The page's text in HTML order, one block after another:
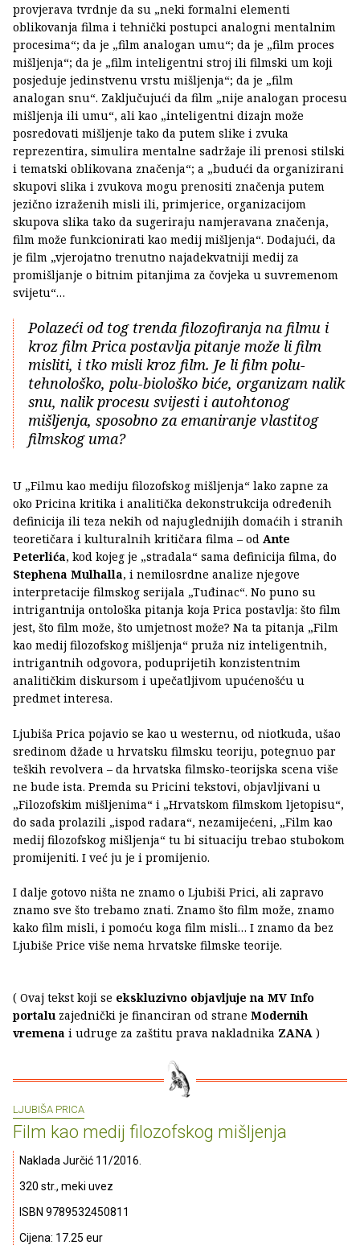
provjerava tvrdnje da su „neki formalni elementi
oblikovanja filma i tehnički postupci analogni mentalnim
procesima“; da je „film analogan umu“; da je „film proces
mišljenja“; da je „film inteligentni stroj ili filmski um koji
posjeduje jedinstvenu vrstu mišljenja“; da je „film
analogan snu“. Zaključujući da film „nije analogan procesu
mišljenja ili umu“, ali kao „inteligentni dizajn može
posredovati mišljenje tako da putem slike i zvuka
reprezentira, simulira mentalne sadržaje ili prenosi stilski
i tematski oblikovana značenja“; a „budući da organizirani
skupovi slika i zvukova mogu prenositi značenja putem
jezično izraženih misli ili, primjerice, organizacijom
skupova slika tako da sugeriraju namjeravana značenja,
film može funkcionirati kao medij mišljenja“. Dodajući, da
je film „vjerojatno trenutno najadekvatniji medij za
promišljanje o bitnim pitanjima za čovjeka u suvremenom
svijetu“…
Polazeći od tog trenda filozofiranja na filmu i
kroz film Prica postavlja pitanje može li film
misliti, i tko misli kroz film. Je li film polu-
tehnološko, polu-biološko biće, organizam nalik
snu, nalik procesu svijesti i autohtonog
mišljenja, sposobno za emaniranje vlastitog
filmskog uma?
U „Filmu kao mediju filozofskog mišljenja“ lako zapne za
oko Pricina kritika i analitička dekonstrukcija određenih
definicija ili teza nekih od najuglednijih domaćih i stranih
teoretičara i kulturalnih kritičara filma – od Ante
Peterlića, kod kojeg je „stradala“ sama definicija filma, do
Stephena Mulhalla, i nemilosrdne analize njegove
interpretacije filmskog serijala „Tuđinac“. No puno su
intrigantnija ontološka pitanja koja Prica postavlja: što film
jest, što film može, što umjetnost može? Na ta pitanja „Film
kao medij filozofskog mišljenja“ pruža niz inteligentnih,
intrigantnih odgovora, poduprijetih konzistentnim
analitičkim diskursom i upečatljivom upućenošću u
predmet interesa.
Ljubiša Prica pojavio se kao u westernu, od niotkuda, ušao
sredinom džade u hrvatsku filmsku teoriju, potegnuo par
teških revolvera – da hrvatska filmsko-teorijska scena više
ne bude ista. Premda su Pricini tekstovi, objavljivani u
„Filozofskim mišljenima“ i „Hrvatskom filmskom ljetopisu“,
do sada prolazili „ispod radara“, nezamijećeni, „Film kao
medij filozofskog mišljenja“ tu bi situaciju trebao stubokom
promijeniti. I već ju je i promijenio.
I dalje gotovo ništa ne znamo o Ljubiši Prici, ali zapravo
znamo sve što trebamo znati. Znamo što film može, znamo
kako film misli, i pomoću koga film misli… I znamo da bez
Ljubiše Price više nema hrvatske filmske teorije.
( Ovaj tekst koji se ekskluzivno objavljuje na MV Info
portalu zajednički je financiran od strane Modernih
vremena i udruge za zaštitu prava nakladnika ZANA )
LJUBIŠA PRICA
Film kao medij filozofskog mišljenja
Naklada Jurčić 11/2016.
320 str., meki uvez
ISBN 9789532450811
Cijena: 17.25 eur